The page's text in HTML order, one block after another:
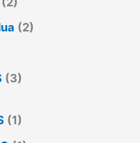
(2)
(3)
(1)